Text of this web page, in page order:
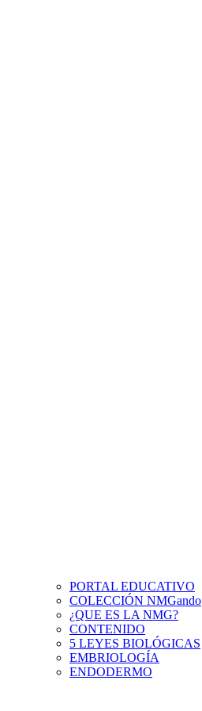
PORTAL EDUCATIVO
COLECCIÓN NMGando
¿QUE ES LA NMG?
CONTENIDO
5 LEYES BIOLÓGICAS
EMBRIOLOGÍA
ENDODERMO